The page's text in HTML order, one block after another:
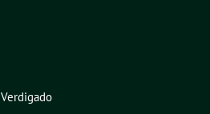
Verdigado